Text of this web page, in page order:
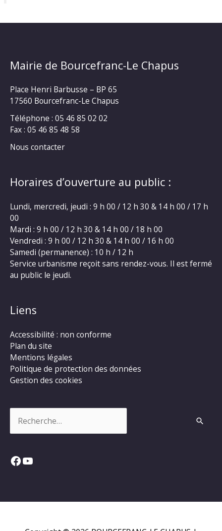
Mairie de Bourcefranc-Le Chapus
Place Henri Barbusse – BP 65
17560 Bourcefranc-Le Chapus
Téléphone : 05 46 85 02 02
Fax : 05 46 85 48 58
Nous contacter
Horaires d’ouverture au public :
Lundi, mercredi, jeudi : 9 h 00 / 12 h 30 & 14 h 00 / 17 h
00
Mardi : 9 h 00 / 12 h 30 & 14 h 00 / 18 h 00
Vendredi : 9 h 00 / 12 h 30 & 14 h 00 / 16 h 00
Samedi (permanence) : 10 h / 12 h
Service urbanisme reçoit sans rendez-vous. Il est fermé
au public le jeudi.
Liens
Accessibilité : non conforme
Plan du site
Mentions légales
Politique de protection des données
Gestion des cookies
Facebook
YouTube